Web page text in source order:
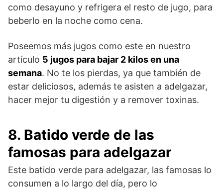
como desayuno y refrigera el resto de jugo, para
beberlo en la noche como cena.
Poseemos más jugos como este en nuestro
artículo 5 jugos para bajar 2 kilos en una
semana. No te los pierdas, ya que también de
estar deliciosos, además te asisten a adelgazar,
hacer mejor tu digestión y a remover toxinas.
8. Batido verde de las
famosas para adelgazar
Este batido verde para adelgazar, las famosas lo
consumen a lo largo del día, pero lo